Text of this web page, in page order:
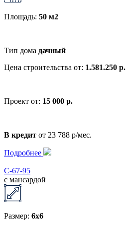
Площадь: 50 м2
Тип дома дачный
Цена строительства от: 1.581.250 р.
Проект от: 15 000 р.
В кредит от 23 788 р/мес.
Подробнее
С-67-95
с мансардой
Размер: 6x6